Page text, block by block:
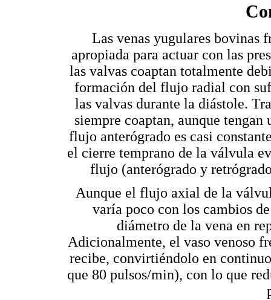
Las venas yugulares bovinas
apropiada para actuar con las
las valvas coaptan totalmente
formación del flujo radial con
las valvas durante la diástole.
siempre coaptan, aunque
flujo anterógrado es casi
el cierre temprano de la válvula
flujo (anterógrado y
Aunque el flujo axial de la
varía poco con los cambios
diámetro de la vena en
Adicionalmente, el vaso venoso
recibe, convirtiéndolo en
que 80 pulsos/min), con lo que